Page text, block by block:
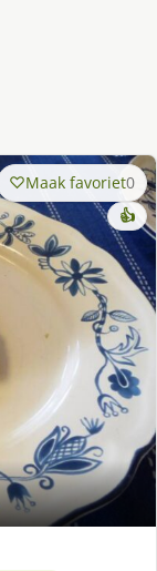
Maak favoriet0
👍